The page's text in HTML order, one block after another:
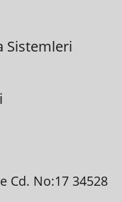
Sistemleri
Cd. No:17 34528